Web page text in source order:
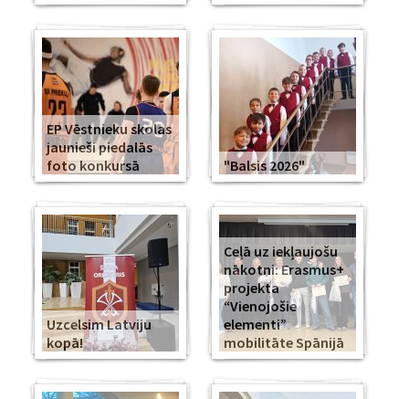
EP Vēstnieku skolas
jaunieši piedalās
foto konkursā
"Balsis 2026"
Uzcelsim Latviju
kopā!
Ceļā uz iekļaujošu
nākotni: Erasmus+
projekta
“Vienojošie
elementi”
mobilitāte Spānijā